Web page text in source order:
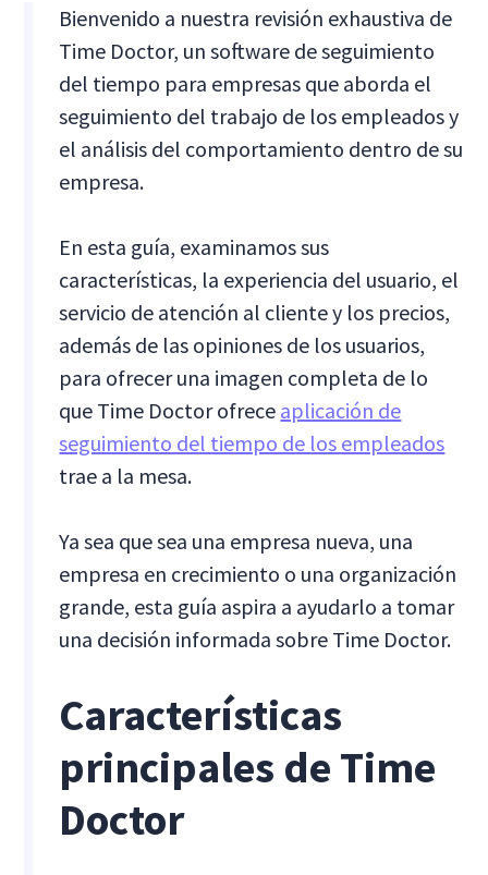
Bienvenido a nuestra revisión exhaustiva de
Time Doctor, un software de seguimiento
del tiempo para empresas que aborda el
seguimiento del trabajo de los empleados y
el análisis del comportamiento dentro de su
empresa.
En esta guía, examinamos sus
características, la experiencia del usuario, el
servicio de atención al cliente y los precios,
además de las opiniones de los usuarios,
para ofrecer una imagen completa de lo
que Time Doctor ofrece aplicación de
seguimiento del tiempo de los empleados
trae a la mesa.
Ya sea que sea una empresa nueva, una
empresa en crecimiento o una organización
grande, esta guía aspira a ayudarlo a tomar
una decisión informada sobre Time Doctor.
Características
principales de Time
Doctor